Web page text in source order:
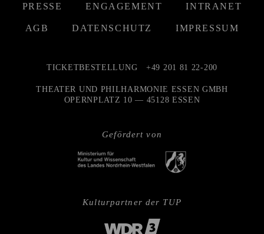
PRESSE ENGAGEMENT INTRANET
AGB DATENSCHUTZ IMPRESSUM
Gefördert von
TICKETBESTELLUNG +49 201 81 22-200
THEATER UND PHILHARMONIE ESSEN GMBH
OPERNPLATZ 10 — 45128 ESSEN
Kulturpartner der TUP